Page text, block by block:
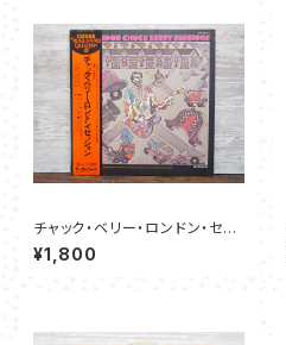
チャック・ベリー・ロンドン・セッ
ション – チャック・ベリー
¥1,800